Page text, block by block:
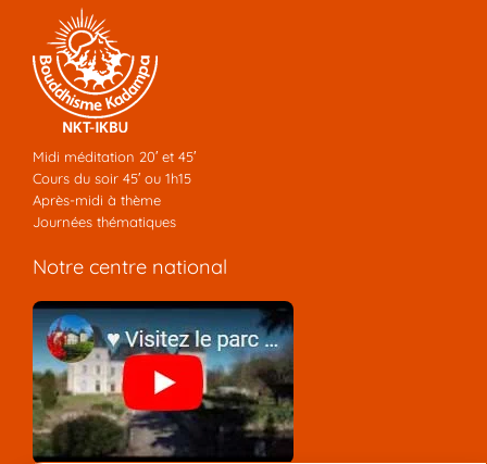
Midi méditation 20′ et 45′
Cours du soir 45′ ou 1h15
Après-midi à thème
Journées thématiques
Notre centre national